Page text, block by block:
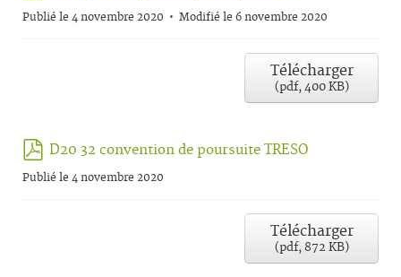
Publié le 4 novembre 2020 Modifié le 6 novembre 2020
Télécharger
(pdf,400 KB)
pdf
D20 32 convention de poursuite TRESO
Publié le 4 novembre 2020
Télécharger
(pdf,872 KB)